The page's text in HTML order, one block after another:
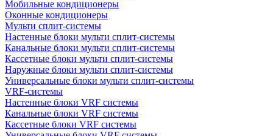
Мобильные кондиционеры
Оконные кондиционеры
Мульти сплит-системы
Настенные блоки мульти сплит-системы
Канальные блоки мульти сплит-системы
Кассетные блоки мульти сплит-системы
Наружные блоки мульти сплит-системы
Универсальные блоки мульти сплит-системы
VRF-системы
Настенные блоки VRF системы
Канальные блоки VRF системы
Кассетные блоки VRF системы